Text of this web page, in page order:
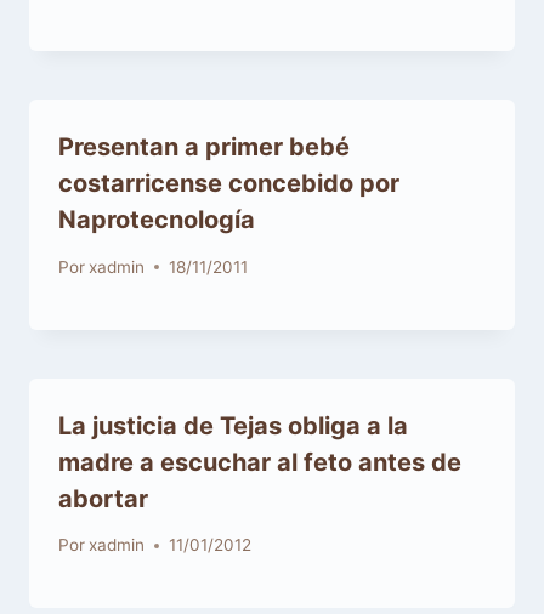
Presentan a primer bebé
costarricense concebido por
Naprotecnología
Por xadmin 18/11/2011
La justicia de Tejas obliga a la
madre a escuchar al feto antes de
abortar
Por xadmin 11/01/2012